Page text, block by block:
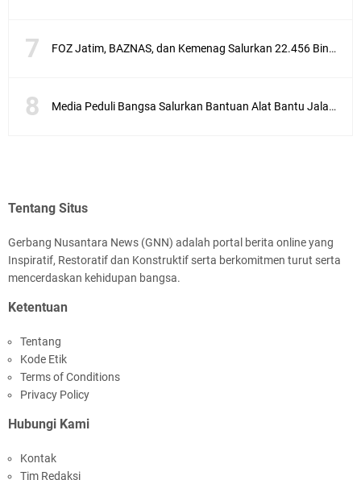
FOZ Jatim, BAZNAS, dan Kemenag Salurkan 22.456 Bingkisan Lebaran Yatim Serentak di Berbagai Daerah di Jawa Timur
Media Peduli Bangsa Salurkan Bantuan Alat Bantu Jalan untuk Lansia
Tentang Situs
Gerbang Nusantara News (GNN) adalah portal berita online yang
Inspiratif, Restoratif dan Konstruktif serta berkomitmen turut serta
mencerdaskan kehidupan bangsa.
Ketentuan
Tentang
Kode Etik
Terms of Conditions
Privacy Policy
Hubungi Kami
Kontak
Tim Redaksi